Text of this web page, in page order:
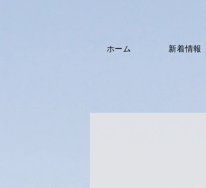
ホーム 新着情報